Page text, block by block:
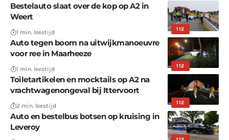
112
Bestelauto slaat over de kop op A2 in
Weert
1 min. leestijd
112
Auto tegen boom na uitwijkmanoeuvre
voor ree in Maarheeze
1 min. leestijd
112
Toiletartikelen en mocktails op A2 na
vrachtwagenongeval bij Ittervoort
2 min. leestijd
Auto en bestelbus botsen op kruising in
Leveroy